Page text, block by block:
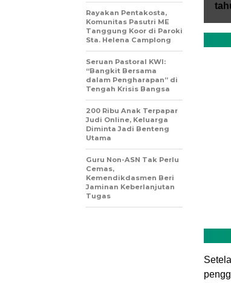
Rayakan Pentakosta,
Komunitas Pasutri ME
Tanggung Koor di Paroki
Sta. Helena Camplong
Seruan Pastoral KWI:
“Bangkit Bersama
dalam Pengharapan” di
Tengah Krisis Bangsa
200 Ribu Anak Terpapar
Judi Online, Keluarga
Diminta Jadi Benteng
Utama
Guru Non-ASN Tak Perlu
Cemas,
Kemendikdasmen Beri
Jaminan Keberlanjutan
Tugas